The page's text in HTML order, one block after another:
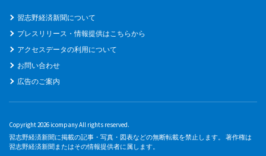
習志野経済新聞について
プレスリリース・情報提供はこちらから
アクセスデータの利用について
お問い合わせ
広告のご案内
Copyright 2026 icompany All rights reserved.
習志野経済新聞に掲載の記事・写真・図表などの無断転載を禁止します。 著作権は
習志野経済新聞またはその情報提供者に属します。